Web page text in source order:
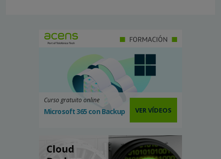
Curso gratuito online
Microsoft 365 con Backup VER VÍDEOS